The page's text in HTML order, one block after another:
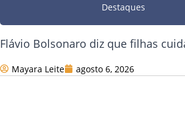
Destaques
Flávio Bolsonaro diz que filhas
Mayara Leite agosto 6, 2026